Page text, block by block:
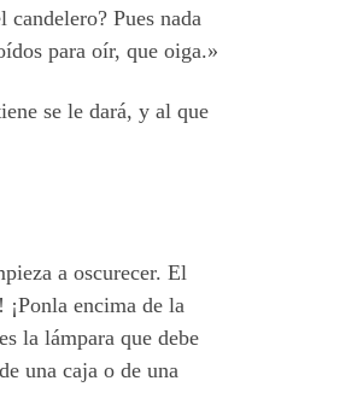
Pues nada
para oír, que oiga.»
se le dará, y al que
a oscurecer. El
¡Ponla encima de la
la lámpara que debe
una caja o de una